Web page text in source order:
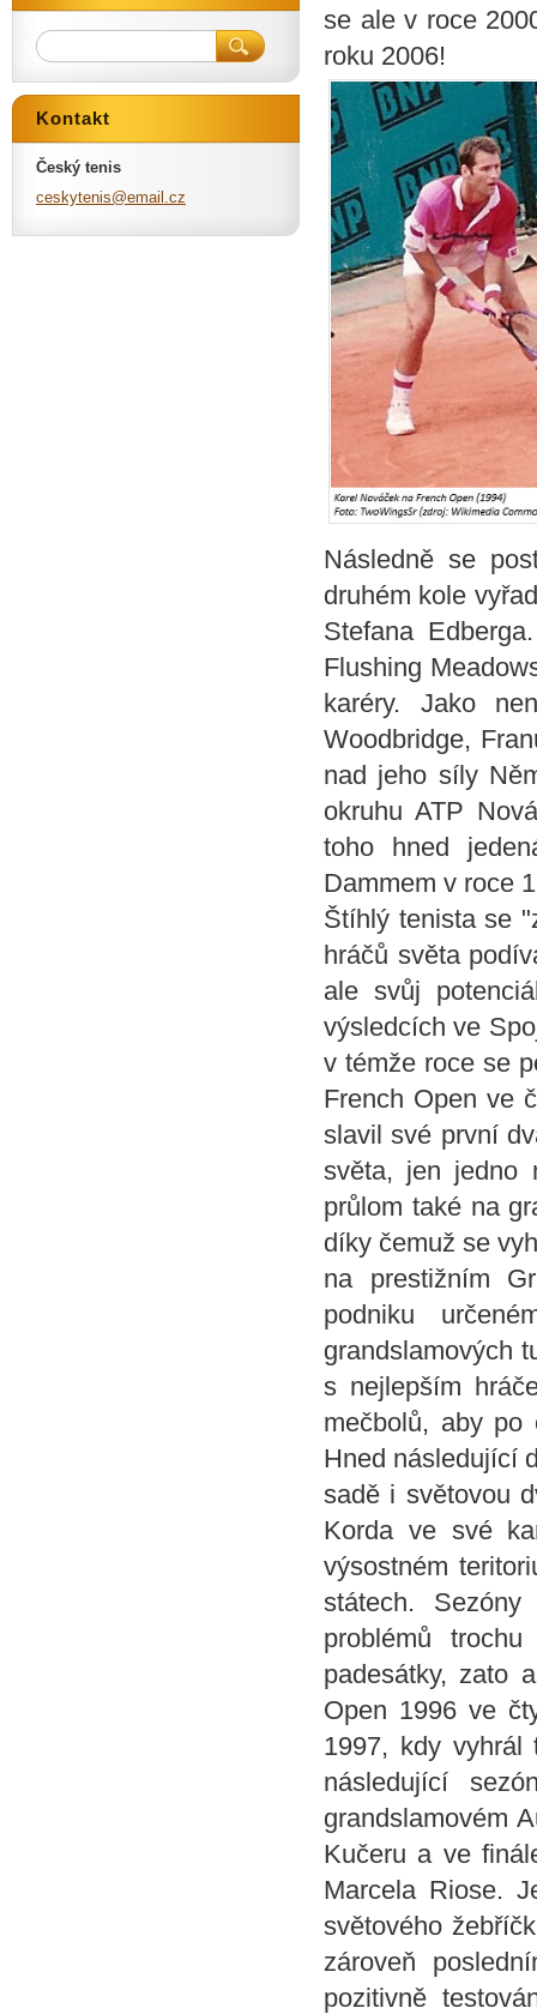
se ale v roce
roku 2006!
Následně se
druhém kole
Stefana
Flushing
karéry. Jako
Woodbridge,
nad jeho síly
okruhu ATP
toho hned
Dammem v roce
Štíhlý tenista se
hráčů světa
ale svůj
výsledcích ve
v témže roce se
French Open ve
slavil své první
světa, jen jedno
průlom také na
díky čemuž se
na prestižním
podniku
grandslamových
s nejlepším
mečbolů, aby po
Hned následující
sadě i světovou
Korda ve své
výsostném
státech.
problémů
padesátky, zato
Open 1996 ve
1997, kdy vyhrál
následující
grandslamovém
Kučeru a ve
Marcela Riose.
světového
zároveň
pozitivně
Kontakt
Český tenis
ceskytenis@email .cz